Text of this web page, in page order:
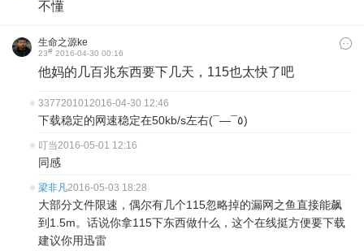
不懂
生命之源ke
23# 2016-04-30 00:16
他妈的几百兆东西要下几天，115也太快了吧
3377201012016-04-30 12:46
下载稳定的网速稳定在50kb/s左右(¯―¯٥)
叮当2016-05-01 12:16
同感
梁非凡2016-05-03 18:28
大部分文件限速，偶尔有几个115忽略掉的漏网之鱼直接能飙
到1.5m。话说你拿115下东西做什么，这个在线挺方便要下载
建议你用迅雷